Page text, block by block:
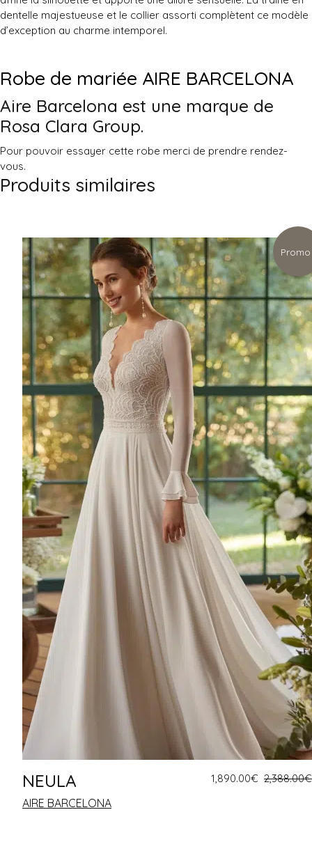
dentelle majestueuse et le collier assorti complètent ce modèle
d’exception au charme intemporel.
Robe de mariée AIRE BARCELONA
Aire Barcelona est une marque de
Rosa Clara Group.
Pour pouvoir essayer cette robe merci de prendre rendez-
vous.
Produits similaires
Promo
NEULA
AIRE BARCELONA
2,388.00€
1,890.00€